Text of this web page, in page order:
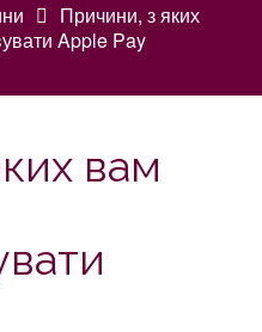
Причини, з яких
Apple Pay
вам